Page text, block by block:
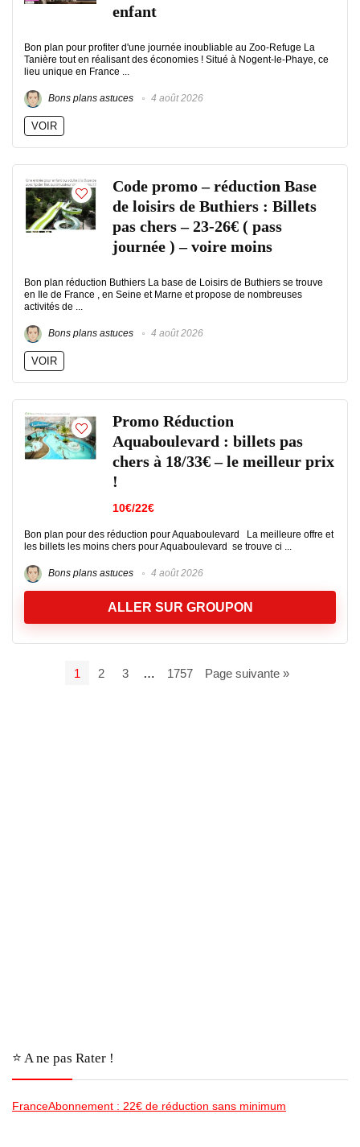
enfant
Bon plan pour profiter d'une journée inoubliable au Zoo-Refuge La
Tanière tout en réalisant des économies ! Situé à Nogent-le-Phaye, ce
lieu unique en France ...
Bons plans astuces 4 août 2026
VOIR
Code promo – réduction Base
de loisirs de Buthiers : Billets
pas chers – 23-26€ ( pass
journée ) – voire moins
Bon plan réduction Buthiers La base de Loisirs de Buthiers se trouve
en Ile de France , en Seine et Marne et propose de nombreuses
activités de ...
Bons plans astuces 4 août 2026
VOIR
Promo Réduction
Aquaboulevard : billets pas
chers à 18/33€ – le meilleur prix
!
10€/22€
Bon plan pour des réduction pour Aquaboulevard La meilleure offre et
les billets les moins chers pour Aquaboulevard se trouve ci ...
Bons plans astuces 4 août 2026
ALLER SUR GROUPON
1 2 3 … 1757 Page suivante »
⭐️ A ne pas Rater !
FranceAbonnement : 22€ de réduction sans minimum